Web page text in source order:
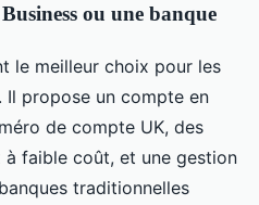
ou une banque
le meilleur choix pour les
Il propose un compte en
de compte UK, des
faible coût, et une gestion
traditionnelles